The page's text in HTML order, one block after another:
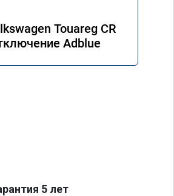
Touareg CR
Adblue
5 лет